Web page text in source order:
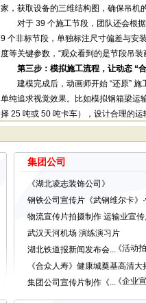
家，获取设备的三维结构图，确保吊机
对于 39 个施工节段，团队还会根据
9 个非标节段，单独标注尺寸偏差与安
度等关键参数，“观众看到的是节段吊
第三步：模拟施工流程，让动态 “
建模完成后，动画师开始 “还原”
单纯追求视觉效果。比如模拟钢箱梁运
择 25 吨或 50 吨卡车），设计合理的
“最复杂的是中跨悬臂安装的模拟
将节段运至取梁点，桥面吊机提升节段
度（旋转角速度 1.2 度 / 秒），节段落
就要呈现每层焊接的时间间隔与温度变
为确保流程准确，团队还会邀请
带吊机吊装 261.5 吨节段时，吊臂角
调整为 60 度”，团队立即修改动画参数
第四步：渲染与包装，让技术 “更
最后阶段，渲染团队会为 “数字
施工现场的光影效果，都通过专业渲染
集团公司
《湖北凌志装饰公司》
钢铁公司宣传片《武钢维尔卡》
物流宣传片拍摄制作 运输业宣传
武汉天河机场 演练演习片
湖北铁道报新闻发布会... 《活动
《合众人寿》健康城奠基高清大
集团公司宣传片制作《... 《企业